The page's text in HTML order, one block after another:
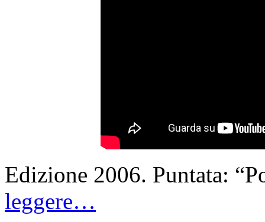
Edizione 2006. Puntata:
leggere…